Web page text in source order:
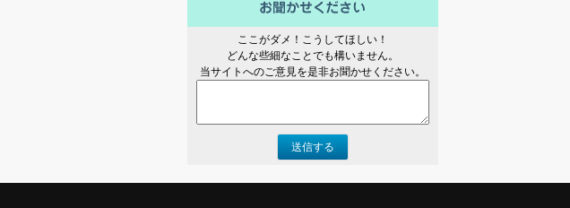
ここがダメ！こうしてほしい！
どんな些細なことでも構いません。
当サイトへのご意見を是非お聞かせください。
送信する